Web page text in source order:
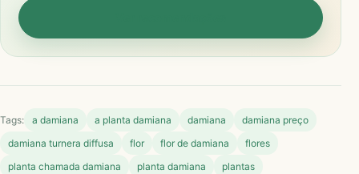
Tags: a damiana a planta damiana damiana
damiana preço
damiana turnera diffusa
flor flor de damiana
flores
planta chamada damiana
planta damiana
plantas